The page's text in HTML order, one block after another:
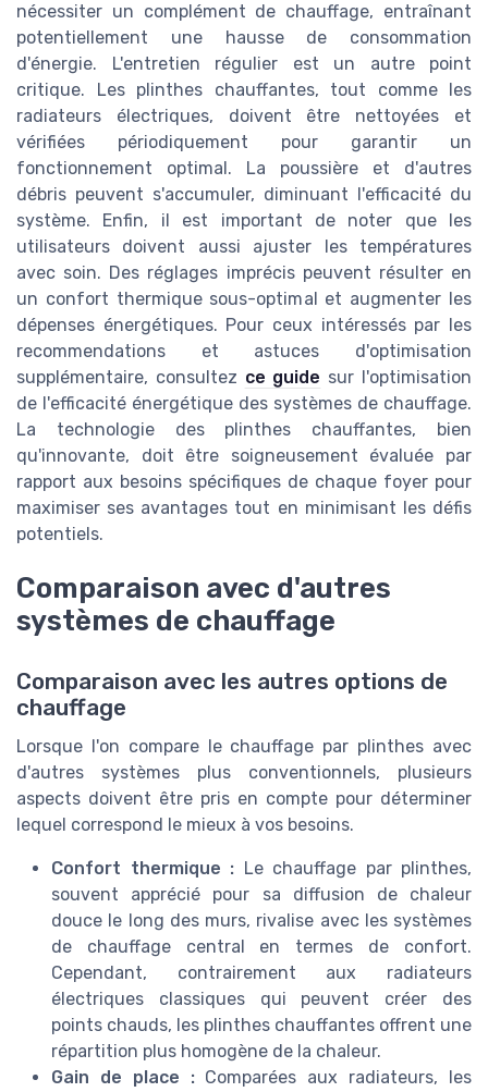
nécessiter un complément de chauffage, entraînant
potentiellement une hausse de consommation
d'énergie. L'entretien régulier est un autre point
critique. Les plinthes chauffantes, tout comme les
radiateurs électriques, doivent être nettoyées et
vérifiées périodiquement pour garantir un
fonctionnement optimal. La poussière et d'autres
débris peuvent s'accumuler, diminuant l'efficacité du
système. Enfin, il est important de noter que les
utilisateurs doivent aussi ajuster les températures
avec soin. Des réglages imprécis peuvent résulter en
un confort thermique sous-optimal et augmenter les
dépenses énergétiques. Pour ceux intéressés par les
recommendations et astuces d'optimisation
supplémentaire, consultez ce guide sur l'optimisation
de l'efficacité énergétique des systèmes de chauffage.
La technologie des plinthes chauffantes, bien
qu'innovante, doit être soigneusement évaluée par
rapport aux besoins spécifiques de chaque foyer pour
maximiser ses avantages tout en minimisant les défis
potentiels.
Comparaison avec d'autres
systèmes de chauffage
Comparaison avec les autres options de
chauffage
Lorsque l'on compare le chauffage par plinthes avec
d'autres systèmes plus conventionnels, plusieurs
aspects doivent être pris en compte pour déterminer
lequel correspond le mieux à vos besoins.
Confort thermique : Le chauffage par plinthes,
souvent apprécié pour sa diffusion de chaleur
douce le long des murs, rivalise avec les systèmes
de chauffage central en termes de confort.
Cependant, contrairement aux radiateurs
électriques classiques qui peuvent créer des
points chauds, les plinthes chauffantes offrent une
répartition plus homogène de la chaleur.
Gain de place :Comparées aux radiateurs, les